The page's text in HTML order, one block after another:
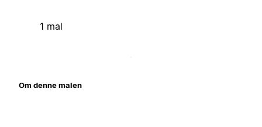
1 mal
Om denne malen